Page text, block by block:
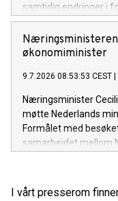
samtidig endringer i
overtredelsesgebyr
deltakerloven, i tråd
forskriften.
økonomiminister
9.7.2026 08:53:53 CEST |
Næringsminister
møtte Nederlands
Formålet med
samarbeidet mellom
I vårt presserom